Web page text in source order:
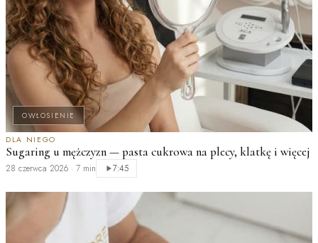
OWŁOSIENIE
DLA NIEGO
Sugaring u mężczyzn — pasta cukrowa na plecy, klatkę i więcej
28 czerwca 2026 · 7 min 7:45